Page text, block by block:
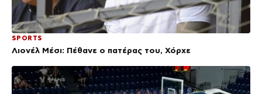
SPORTS
Λιονέλ Μέσι: Πέθανε ο πατέρας του, Χόρχε